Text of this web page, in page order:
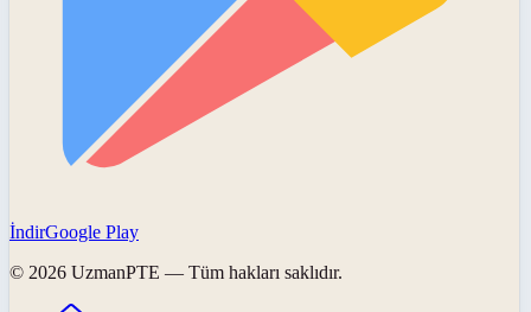
İndirGoogle Play
© 2026 UzmanPTE — Tüm hakları saklıdır.